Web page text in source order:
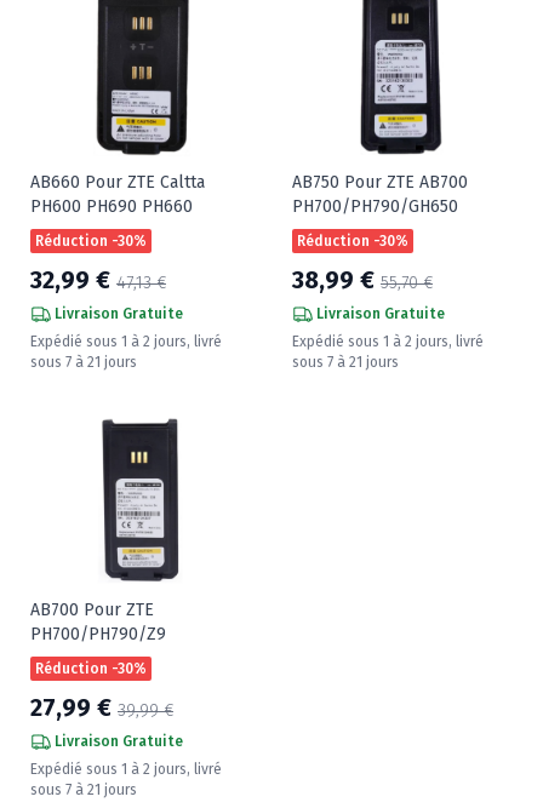
AB660 Pour ZTE Caltta
PH600 PH690 PH660
Réduction -30%
32,99 € 47,13 €
Livraison Gratuite
Expédié sous 1 à 2 jours, livré
sous 7 à 21 jours
AB750 Pour ZTE AB700
PH700/PH790/GH650
Réduction -30%
38,99 € 55,70 €
Livraison Gratuite
Expédié sous 1 à 2 jours, livré
sous 7 à 21 jours
AB700 Pour ZTE
PH700/PH790/Z9
Réduction -30%
27,99 € 39,99 €
Livraison Gratuite
Expédié sous 1 à 2 jours, livré
sous 7 à 21 jours